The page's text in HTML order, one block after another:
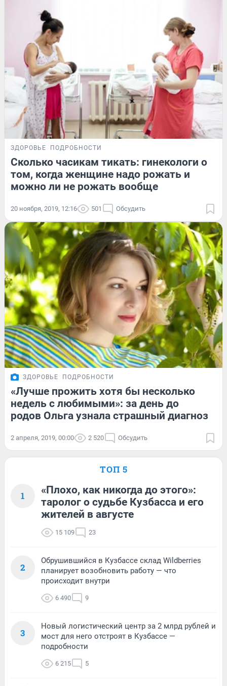
ЗДОРОВЬЕ ПОДРОБНОСТИ
Сколько часикам тикать: гинекологи о
том, когда женщине надо рожать и
можно ли не рожать вообще
20 ноября, 2019, 12:16 501 Обсудить
ЗДОРОВЬЕ ПОДРОБНОСТИ
«Лучше прожить хотя бы несколько
недель с любимыми»: за день до
родов Ольга узнала страшный диагноз
2 апреля, 2019, 00:00 2 520 Обсудить
ТОП 5
1
«Плохо, как никогда до этого»:
таролог о судьбе Кузбасса и его
жителей в августе
15 109 23
2
Обрушившийся в Кузбассе склад Wildberries
планирует возобновить работу — что
происходит внутри
6 490 9
3
Новый логистический центр за 2 млрд рублей и
мост для него отстроят в Кузбассе —
подробности
6 215 5